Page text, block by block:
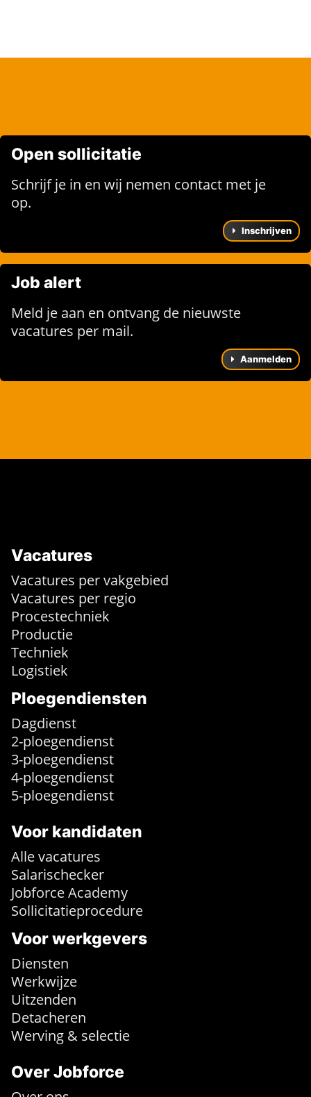
Open sollicitatie
Schrijf je in en wij nemen contact met je
op.
Inschrijven
Job alert
Meld je aan en ontvang de nieuwste
vacatures per mail.
Aanmelden
Vacatures
Vacatures per vakgebied
Vacatures per regio
Procestechniek
Productie
Techniek
Logistiek
Ploegendiensten
Dagdienst
2-ploegendienst
3-ploegendienst
4-ploegendienst
5-ploegendienst
Voor kandidaten
Alle vacatures
Salarischecker
Jobforce Academy
Sollicitatieprocedure
Voor werkgevers
Diensten
Werkwijze
Uitzenden
Detacheren
Werving & selectie
Over Jobforce